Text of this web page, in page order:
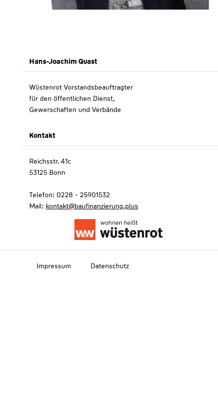
Hans-Joachim Quast
Wüstenrot Vorstandsbeauftragter
für den öffentlichen Dienst,
Gewerschaften und Verbände
Kontakt
Reichsstr. 41c
53125 Bonn
Telefon: 0228 - 25901532
Mail: kontakt@baufinanzierung.plus
Impressum Datenschutz